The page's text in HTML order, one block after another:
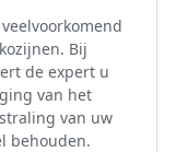
Bij
de expert u
van het
van uw
behouden.